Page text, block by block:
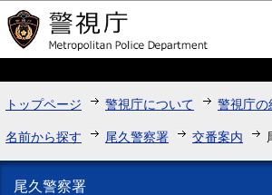
このページの本文へ移
トップページ 警視庁について 警視庁の
名前から探す 尾久警察署 交番案内
尾久警察署